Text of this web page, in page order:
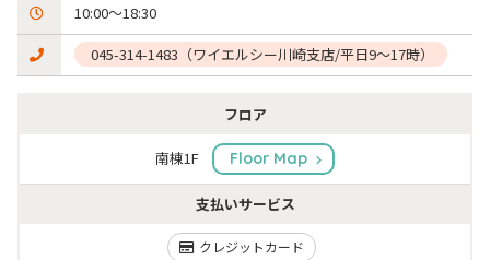
10:00～18:30
045-314-1483（ワイエルシー川崎支店/平日9～17時）
フロア
南棟1F Floor Map
支払いサービス
クレジットカード